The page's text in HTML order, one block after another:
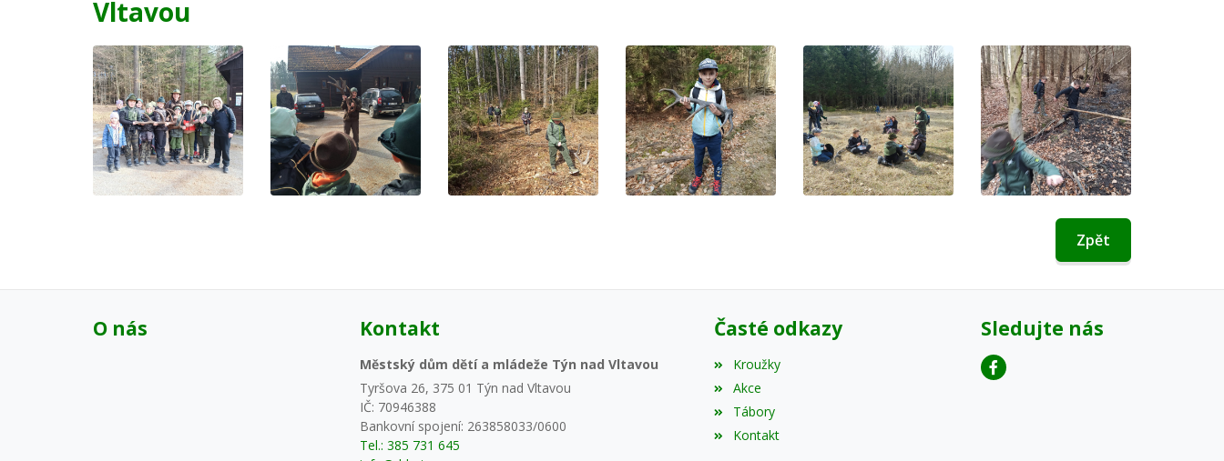
Vltavou
Zpět
O nás Kontakt
Městský dům dětí a mládeže Týn nad Vltavou
Tyršova 26, 375 01 Týn nad Vltavou
IČ: 70946388
Bankovní spojení: 263858033/0600
Tel.: 385 731 645
Časté odkazy
Kroužky
Akce
Tábory
Kontakt
Sledujte nás